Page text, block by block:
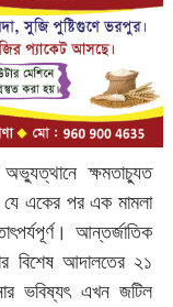
ক্ষমতাচ্যুত
যে একের পর এক মামলা
আন্তর্জাতিক
বিশেষ আদালতের ২১
ভবিষ্যৎ এখন জটিল